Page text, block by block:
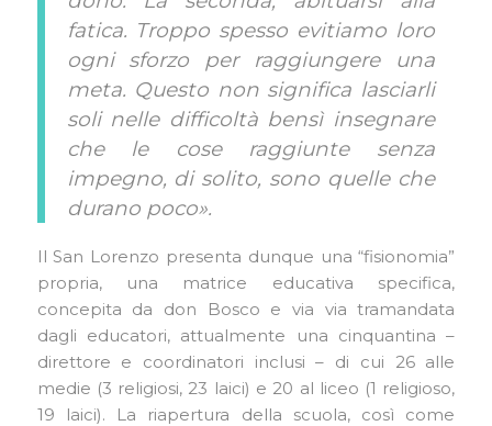
fatica. Troppo spesso evitiamo loro
ogni sforzo per raggiungere una
meta. Questo non significa lasciarli
soli nelle difficoltà bensì insegnare
che le cose raggiunte senza
impegno, di solito, sono quelle che
durano poco».
Il San Lorenzo presenta dunque una “fisionomia”
propria, una matrice educativa specifica,
concepita da don Bosco e via via tramandata
dagli educatori, attualmente una cinquantina –
direttore e coordinatori inclusi – di cui 26 alle
medie (3 religiosi, 23 laici) e 20 al liceo (1 religioso,
19 laici). La riapertura della scuola, così come